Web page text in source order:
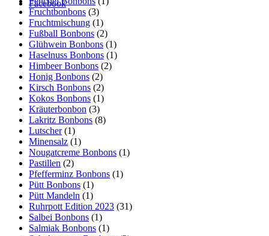
Facebook
Fruchtbonbons (3)
Fruchtmischung (1)
Fußball Bonbons (2)
Glühwein Bonbons (1)
Haselnuss Bonbons (1)
Himbeer Bonbons (2)
Honig Bonbons (2)
Kirsch Bonbons (2)
Kokos Bonbons (1)
Kräuterbonbon (3)
Lakritz Bonbons (8)
Lutscher (1)
Minensalz (1)
Nougatcreme Bonbons (1)
Pastillen (2)
Pfefferminz Bonbons (1)
Pütt Bonbons (1)
Pütt Mandeln (1)
Ruhrpott Edition 2023 (31)
Salbei Bonbons (1)
Salmiak Bonbons (1)